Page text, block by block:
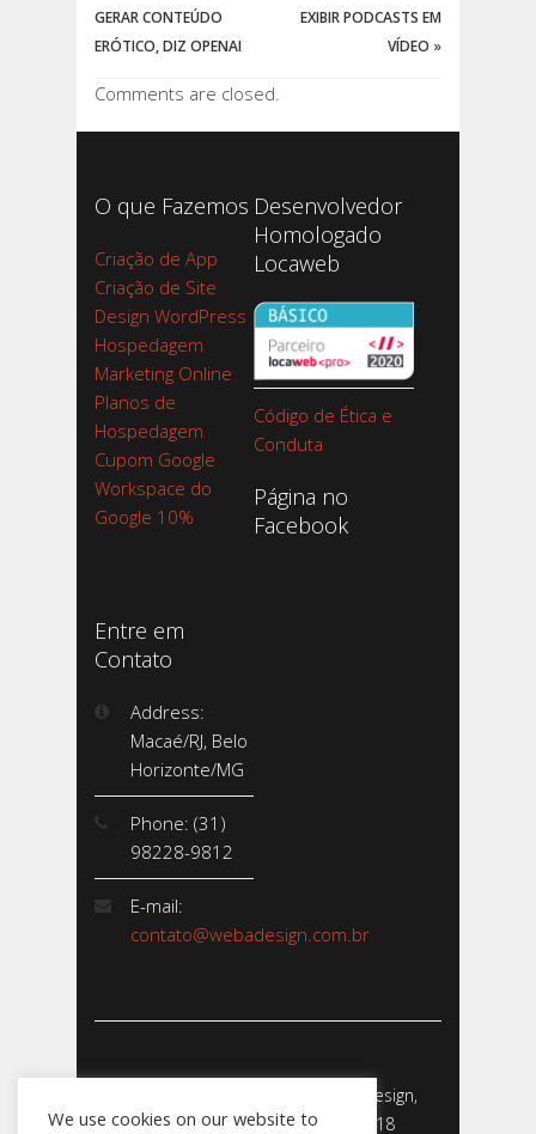
GERAR CONTEÚDO
ERÓTICO, DIZ OPENAI
EXIBIR PODCASTS EM
VÍDEO »
Comments are closed.
O que Fazemos
Criação de App
Criação de Site
Design WordPress
Hospedagem
Marketing Online
Planos de
Hospedagem
Cupom Google
Workspace do
Google 10%
Desenvolvedor
Homologado
Locaweb
Código de Ética e
Conduta
Página no
Facebook
Entre em
Contato
Address:
Macaé/RJ, Belo
Horizonte/MG
Phone: (31)
98228-9812
E-mail:
contato@webadesign.com.br
Webadesign - Empresa de Webdesign,
Desenvolvimento de Sites - 2018
We use cookies on our website to